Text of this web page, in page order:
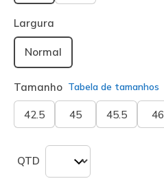
selecionado
Largura
Normal
Tamanho Tabela de tamanhos
42.5 45 45.5 46
QTD